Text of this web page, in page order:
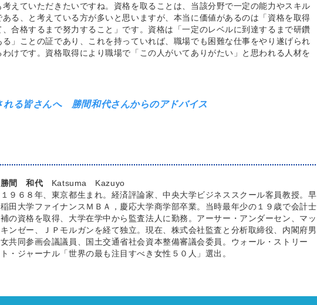
えていただきたいですね。資格を取ることは、当該分野で一定の能力やスキル
る、と考えている方が多いと思いますが、本当に価値があるのは「資格を取得
合格するまで努力すること」です。資格は「一定のレベルに到達するまで研鑽
」ことの証であり、これを持っていれば、職場でも困難な仕事をやり遂げられ
けです。資格取得により職場で「この人がいてありがたい」と思われる人材を
れる皆さんへ 勝間和代さんからのアドバイス
勝間 和代 Katsuma Kazuyo
１９６８年、東京都生まれ。経済評論家、中央大学ビジネススクール客員教授。早
稲田大学ファイナンスＭＢＡ，慶応大学商学部卒業。当時最年少の１９歳で会計士
補の資格を取得、大学在学中から監査法人に勤務。アーサー・アンダーセン、マッ
キンゼー、ＪＰモルガンを経て独立。現在、株式会社監査と分析取締役、内閣府男
女共同参画会議議員、国土交通省社会資本整備審議会委員。ウォール・ストリー
ト・ジャーナル「世界の最も注目すべき女性５０人」選出。